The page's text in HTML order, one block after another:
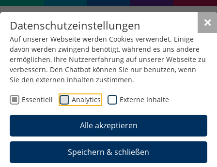
✕
Datenschutzeinstellungen
Auf unserer Webseite werden Cookies verwendet. Einige
davon werden zwingend benötigt, während es uns andere
ermöglichen, Ihre Nutzererfahrung auf unserer Webseite zu
verbessern. Den Chatbot können Sie nur benutzen, wenn
Sie den externen Inhalten zustimmen.
Essentiell Analytics Externe Inhalte
Alle akzeptieren
Speichern & schließen